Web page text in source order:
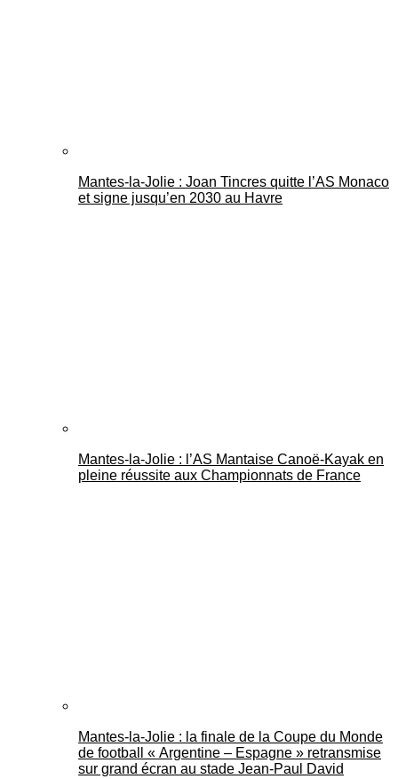
Mantes-la-Jolie : Joan Tincres quitte l’AS Monaco
et signe jusqu’en 2030 au Havre
Mantes-la-Jolie : l’AS Mantaise Canoë‑Kayak en
pleine réussite aux Championnats de France
Mantes-la-Jolie : la finale de la Coupe du Monde
de football « Argentine – Espagne » retransmise
sur grand écran au stade Jean-Paul David